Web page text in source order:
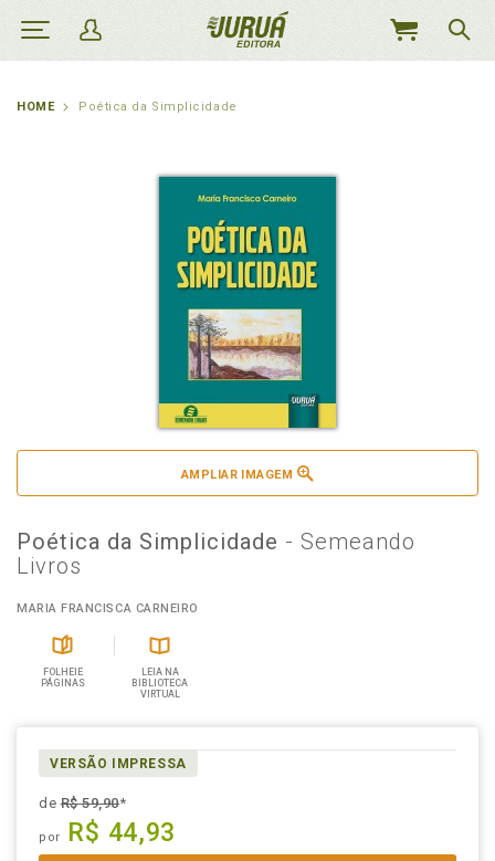
MEU
HOME Poética da Simplicidade
AMPLIAR IMAGEM
Poética da Simplicidade - Semeando
Livros
MARIA FRANCISCA CARNEIRO
FOLHEIE
PÁGINAS
LEIA NA
BIBLIOTECA
VIRTUAL
VERSÃO IMPRESSA
deR$ 59,90*
por R$ 44,93